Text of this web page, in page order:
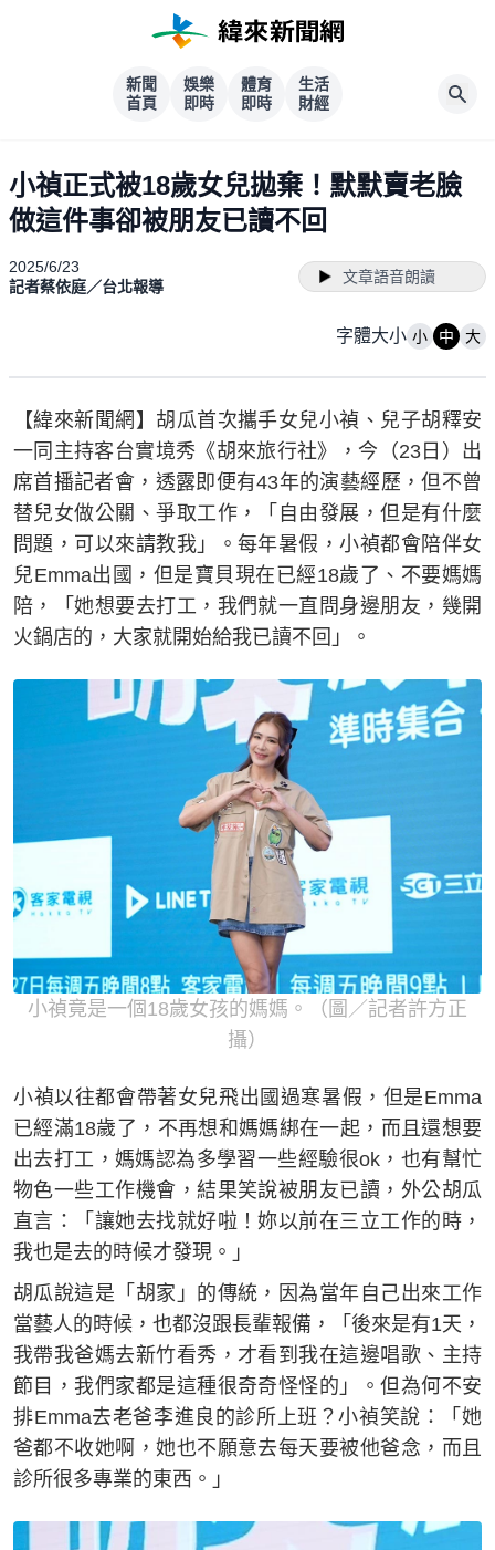
新聞
首頁
娛樂
即時
體育
即時
生活
財經
小禎正式被18歲女兒拋棄！默默賣老臉
做這件事卻被朋友已讀不回
2025/6/23
記者蔡依庭／台北報導
文章語音朗讀
字體大小 小 中 大
【緯來新聞網】胡瓜首次攜手女兒小禎、兒子胡釋安
一同主持客台實境秀《胡來旅行社》，今（23日）出
席首播記者會，透露即便有43年的演藝經歷，但不曾
替兒女做公關、爭取工作，「自由發展，但是有什麼
問題，可以來請教我」。每年暑假，小禎都會陪伴女
兒Emma出國，但是寶貝現在已經18歲了、不要媽媽
陪，「她想要去打工，我們就一直問身邊朋友，幾開
火鍋店的，大家就開始給我已讀不回」。
小禎竟是一個18歲女孩的媽媽。（圖／記者許方正
攝）
小禎以往都會帶著女兒飛出國過寒暑假，但是Emma
已經滿18歲了，不再想和媽媽綁在一起，而且還想要
出去打工，媽媽認為多學習一些經驗很ok，也有幫忙
物色一些工作機會，結果笑說被朋友已讀，外公胡瓜
直言：「讓她去找就好啦！妳以前在三立工作的時，
我也是去的時候才發現。」
胡瓜說這是「胡家」的傳統，因為當年自己出來工作
當藝人的時候，也都沒跟長輩報備，「後來是有1天，
我帶我爸媽去新竹看秀，才看到我在這邊唱歌、主持
節目，我們家都是這種很奇奇怪怪的」。但為何不安
排Emma去老爸李進良的診所上班？小禎笑說：「她
爸都不收她啊，她也不願意去每天要被他爸念，而且
診所很多專業的東西。」